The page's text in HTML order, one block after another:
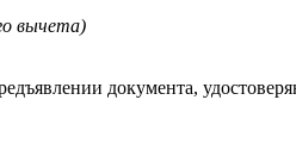
вычета)
документа,